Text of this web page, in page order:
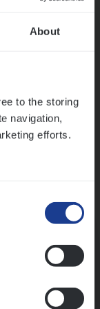
About
to the storing
navigation,
efforts.